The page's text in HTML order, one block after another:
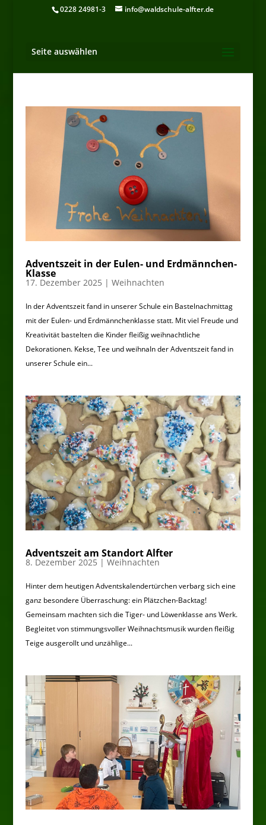
0228 24981-3 info@waldschule-alfter.de
Seite auswählen
Adventszeit in der Eulen- und Erdmännchen-
Klasse
17. Dezember 2025 | Weihnachten
In der Adventszeit fand in unserer Schule ein Bastelnachmittag
mit der Eulen- und Erdmännchenklasse statt. Mit viel Freude und
Kreativität bastelten die Kinder fleißig weihnachtliche
Dekorationen. Kekse, Tee und weihnaIn der Adventszeit fand in
unserer Schule ein...
Adventszeit am Standort Alfter
8. Dezember 2025 | Weihnachten
Hinter dem heutigen Adventskalendertürchen verbarg sich eine
ganz besondere Überraschung: ein Plätzchen-Backtag!
Gemeinsam machten sich die Tiger- und Löwenklasse ans Werk.
Begleitet von stimmungsvoller Weihnachtsmusik wurden fleißig
Teige ausgerollt und unzählige...